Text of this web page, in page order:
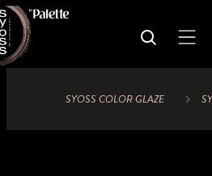
SYOSS COLOR GLAZE